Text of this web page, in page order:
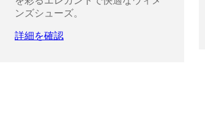
ンズシューズ。
詳細を確認